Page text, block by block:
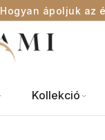
Hogyan ápoljuk az
Kollekció